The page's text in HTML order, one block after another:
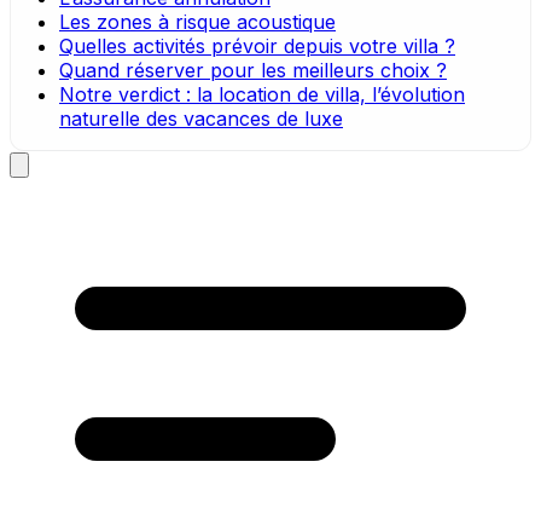
Les zones à risque acoustique
Quelles activités prévoir depuis votre villa ?
Quand réserver pour les meilleurs choix ?
Notre verdict : la location de villa, l’évolution
naturelle des vacances de luxe